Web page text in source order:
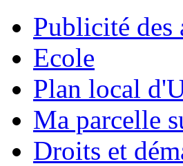
Publicité des
Ecole
Plan local
Ma parcelle
Droits et